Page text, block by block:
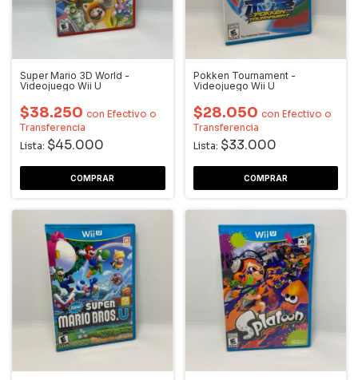
Super Mario 3D World -
Videojuego Wii U
$38.250 con Efectivo o
Transferencia
Lista: $45.000
Pokken Tournament -
Videojuego Wii U
$28.050 con Efectivo o
Transferencia
Lista: $33.000